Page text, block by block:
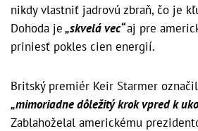
nikdy vlastniť jadrovú zbraň, čo je
Dohoda je„skvelá vec“aj pre
priniesť pokles cien energií.
Britský premiér Keir Starmer
„mimoriadne dôležitý krok vpred k
Zablahoželal americkému